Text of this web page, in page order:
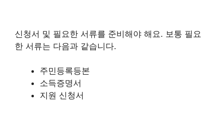
신청서 및 필요한 서류를 준비해야 해요. 보통 필요
한 서류는 다음과 같습니다.
주민등록등본
소득증명서
지원 신청서